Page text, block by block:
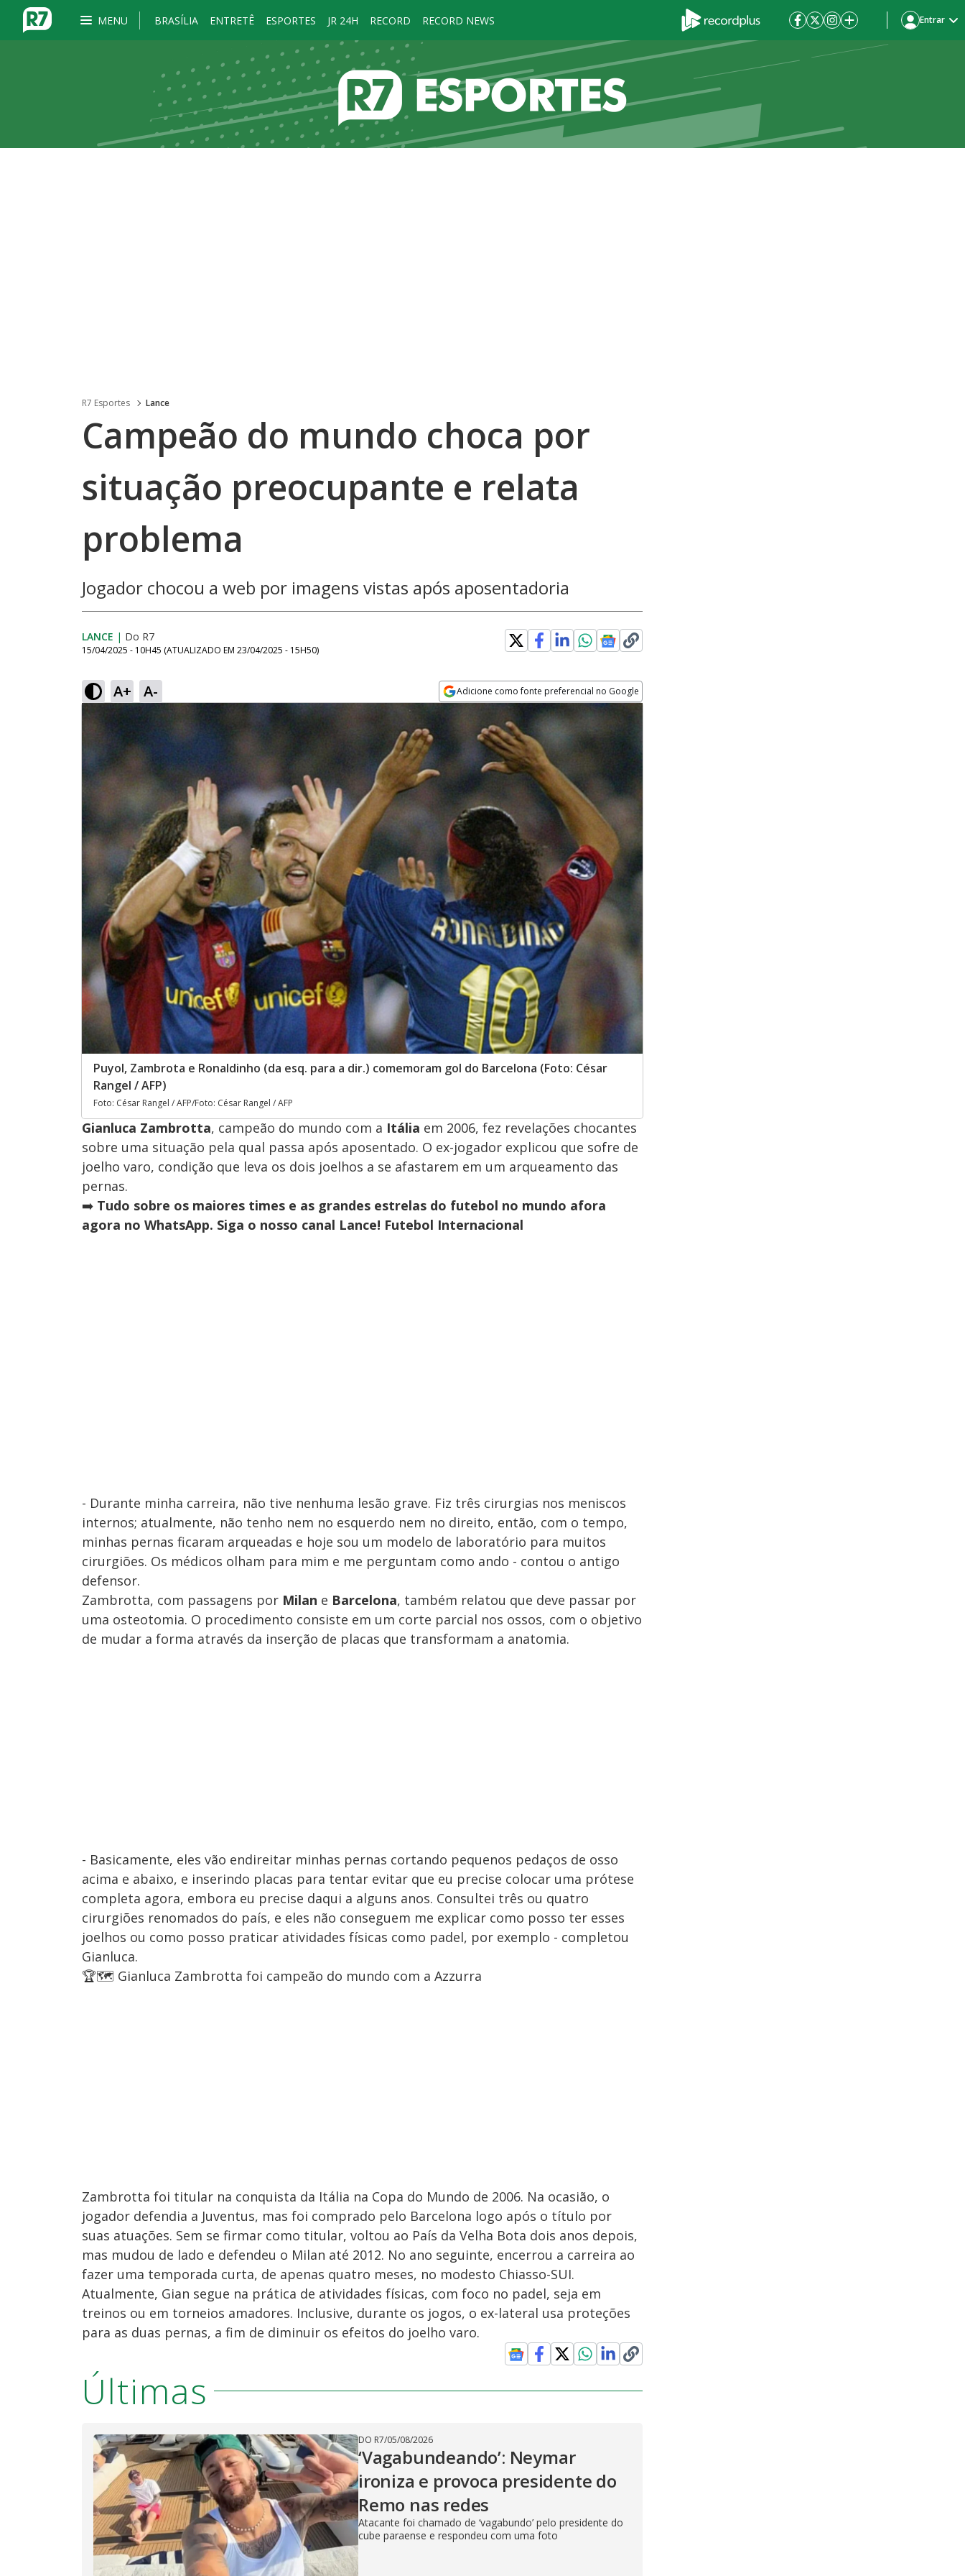
MENU BRASÍLIA ENTRETÊ ESPORTES JR 24H RECORD RECORD NEWS Entrar
R7 Esportes Lance
Campeão do mundo choca por
situação preocupante e relata
problema
Jogador chocou a web por imagens vistas após aposentadoria
LANCE | Do R7
15/04/2025 - 10H45 (ATUALIZADO EM 23/04/2025 - 15H50)
A+ A- Adicione como fonte preferencial no Google
Opens in new window
Puyol, Zambrota e Ronaldinho (da esq. para a dir.) comemoram gol do Barcelona (Foto: César
Rangel / AFP)
Foto: César Rangel / AFP/Foto: César Rangel / AFP
Gianluca Zambrotta, campeão do mundo com a Itália em 2006, fez revelações chocantes
sobre uma situação pela qual passa após aposentado. O ex-jogador explicou que sofre de
joelho varo, condição que leva os dois joelhos a se afastarem em um arqueamento das
pernas.
➡️ Tudo sobre os maiores times e as grandes estrelas do futebol no mundo afora
agora no WhatsApp. Siga o nosso canal Lance! Futebol Internacional
- Durante minha carreira, não tive nenhuma lesão grave. Fiz três cirurgias nos meniscos
internos; atualmente, não tenho nem no esquerdo nem no direito, então, com o tempo,
minhas pernas ficaram arqueadas e hoje sou um modelo de laboratório para muitos
cirurgiões. Os médicos olham para mim e me perguntam como ando - contou o antigo
defensor.
Zambrotta, com passagens por Milan e Barcelona, também relatou que deve passar por
uma osteotomia. O procedimento consiste em um corte parcial nos ossos, com o objetivo
de mudar a forma através da inserção de placas que transformam a anatomia.
- Basicamente, eles vão endireitar minhas pernas cortando pequenos pedaços de osso
acima e abaixo, e inserindo placas para tentar evitar que eu precise colocar uma prótese
completa agora, embora eu precise daqui a alguns anos. Consultei três ou quatro
cirurgiões renomados do país, e eles não conseguem me explicar como posso ter esses
joelhos ou como posso praticar atividades físicas como padel, por exemplo - completou
Gianluca.
🏆🗺️ Gianluca Zambrotta foi campeão do mundo com a Azzurra
Zambrotta foi titular na conquista da Itália na Copa do Mundo de 2006. Na ocasião, o
jogador defendia a Juventus, mas foi comprado pelo Barcelona logo após o título por
suas atuações. Sem se firmar como titular, voltou ao País da Velha Bota dois anos depois,
mas mudou de lado e defendeu o Milan até 2012. No ano seguinte, encerrou a carreira ao
fazer uma temporada curta, de apenas quatro meses, no modesto Chiasso-SUI.
Atualmente, Gian segue na prática de atividades físicas, com foco no padel, seja em
treinos ou em torneios amadores. Inclusive, durante os jogos, o ex-lateral usa proteções
para as duas pernas, a fim de diminuir os efeitos do joelho varo.
Últimas
DO R7/05/08/2026
‘Vagabundeando’: Neymar
ironiza e provoca presidente do
Remo nas redes
Atacante foi chamado de ‘vagabundo’ pelo presidente do
cube paraense e respondeu com uma foto